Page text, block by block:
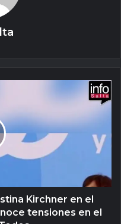
Kirchner en el
tensiones en el